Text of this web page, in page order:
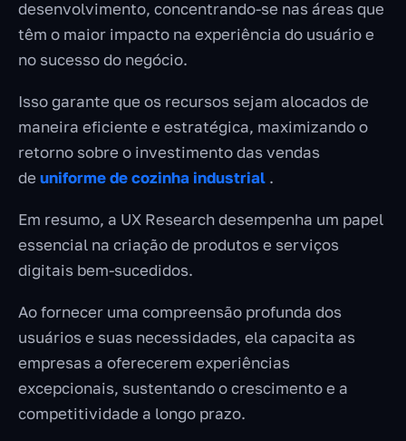
desenvolvimento, concentrando-se nas áreas que
têm o maior impacto na experiência do usuário e
no sucesso do negócio.
Isso garante que os recursos sejam alocados de
maneira eficiente e estratégica, maximizando o
retorno sobre o investimento das vendas
de uniforme de cozinha industrial .
Em resumo, a UX Research desempenha um papel
essencial na criação de produtos e serviços
digitais bem-sucedidos.
Ao fornecer uma compreensão profunda dos
usuários e suas necessidades, ela capacita as
empresas a oferecerem experiências
excepcionais, sustentando o crescimento e a
competitividade a longo prazo.